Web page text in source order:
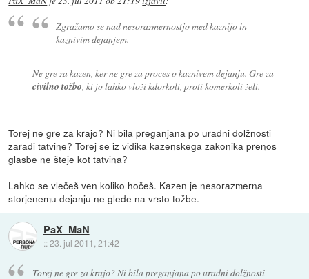
Zgražamo se nad nesorazmernostjo med kaznijo in
kaznivim dejanjem.
Ne gre za kazen, ker ne gre za proces o kaznivem dejanju. Gre za
civilno tožbo , ki jo lahko vloži kdorkoli, proti komerkoli želi.
Torej ne gre za krajo? Ni bila preganjana po uradni dolžnosti
zaradi tatvine? Torej se iz vidika kazenskega zakonika prenos
glasbe ne šteje kot tatvina?
Lahko se vlečeš ven koliko hočeš. Kazen je nesorazmerna
storjenemu dejanju ne glede na vrsto tožbe.
PaX_MaN
::23. jul 2011, 21:42
Torej ne gre za krajo? Ni bila preganjana po uradni dolžnosti